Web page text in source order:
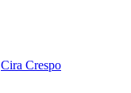
Cira Crespo